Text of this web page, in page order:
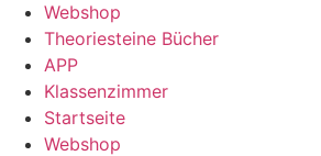
Webshop
Theoriesteine Bücher
APP
Klassenzimmer
Startseite
Webshop